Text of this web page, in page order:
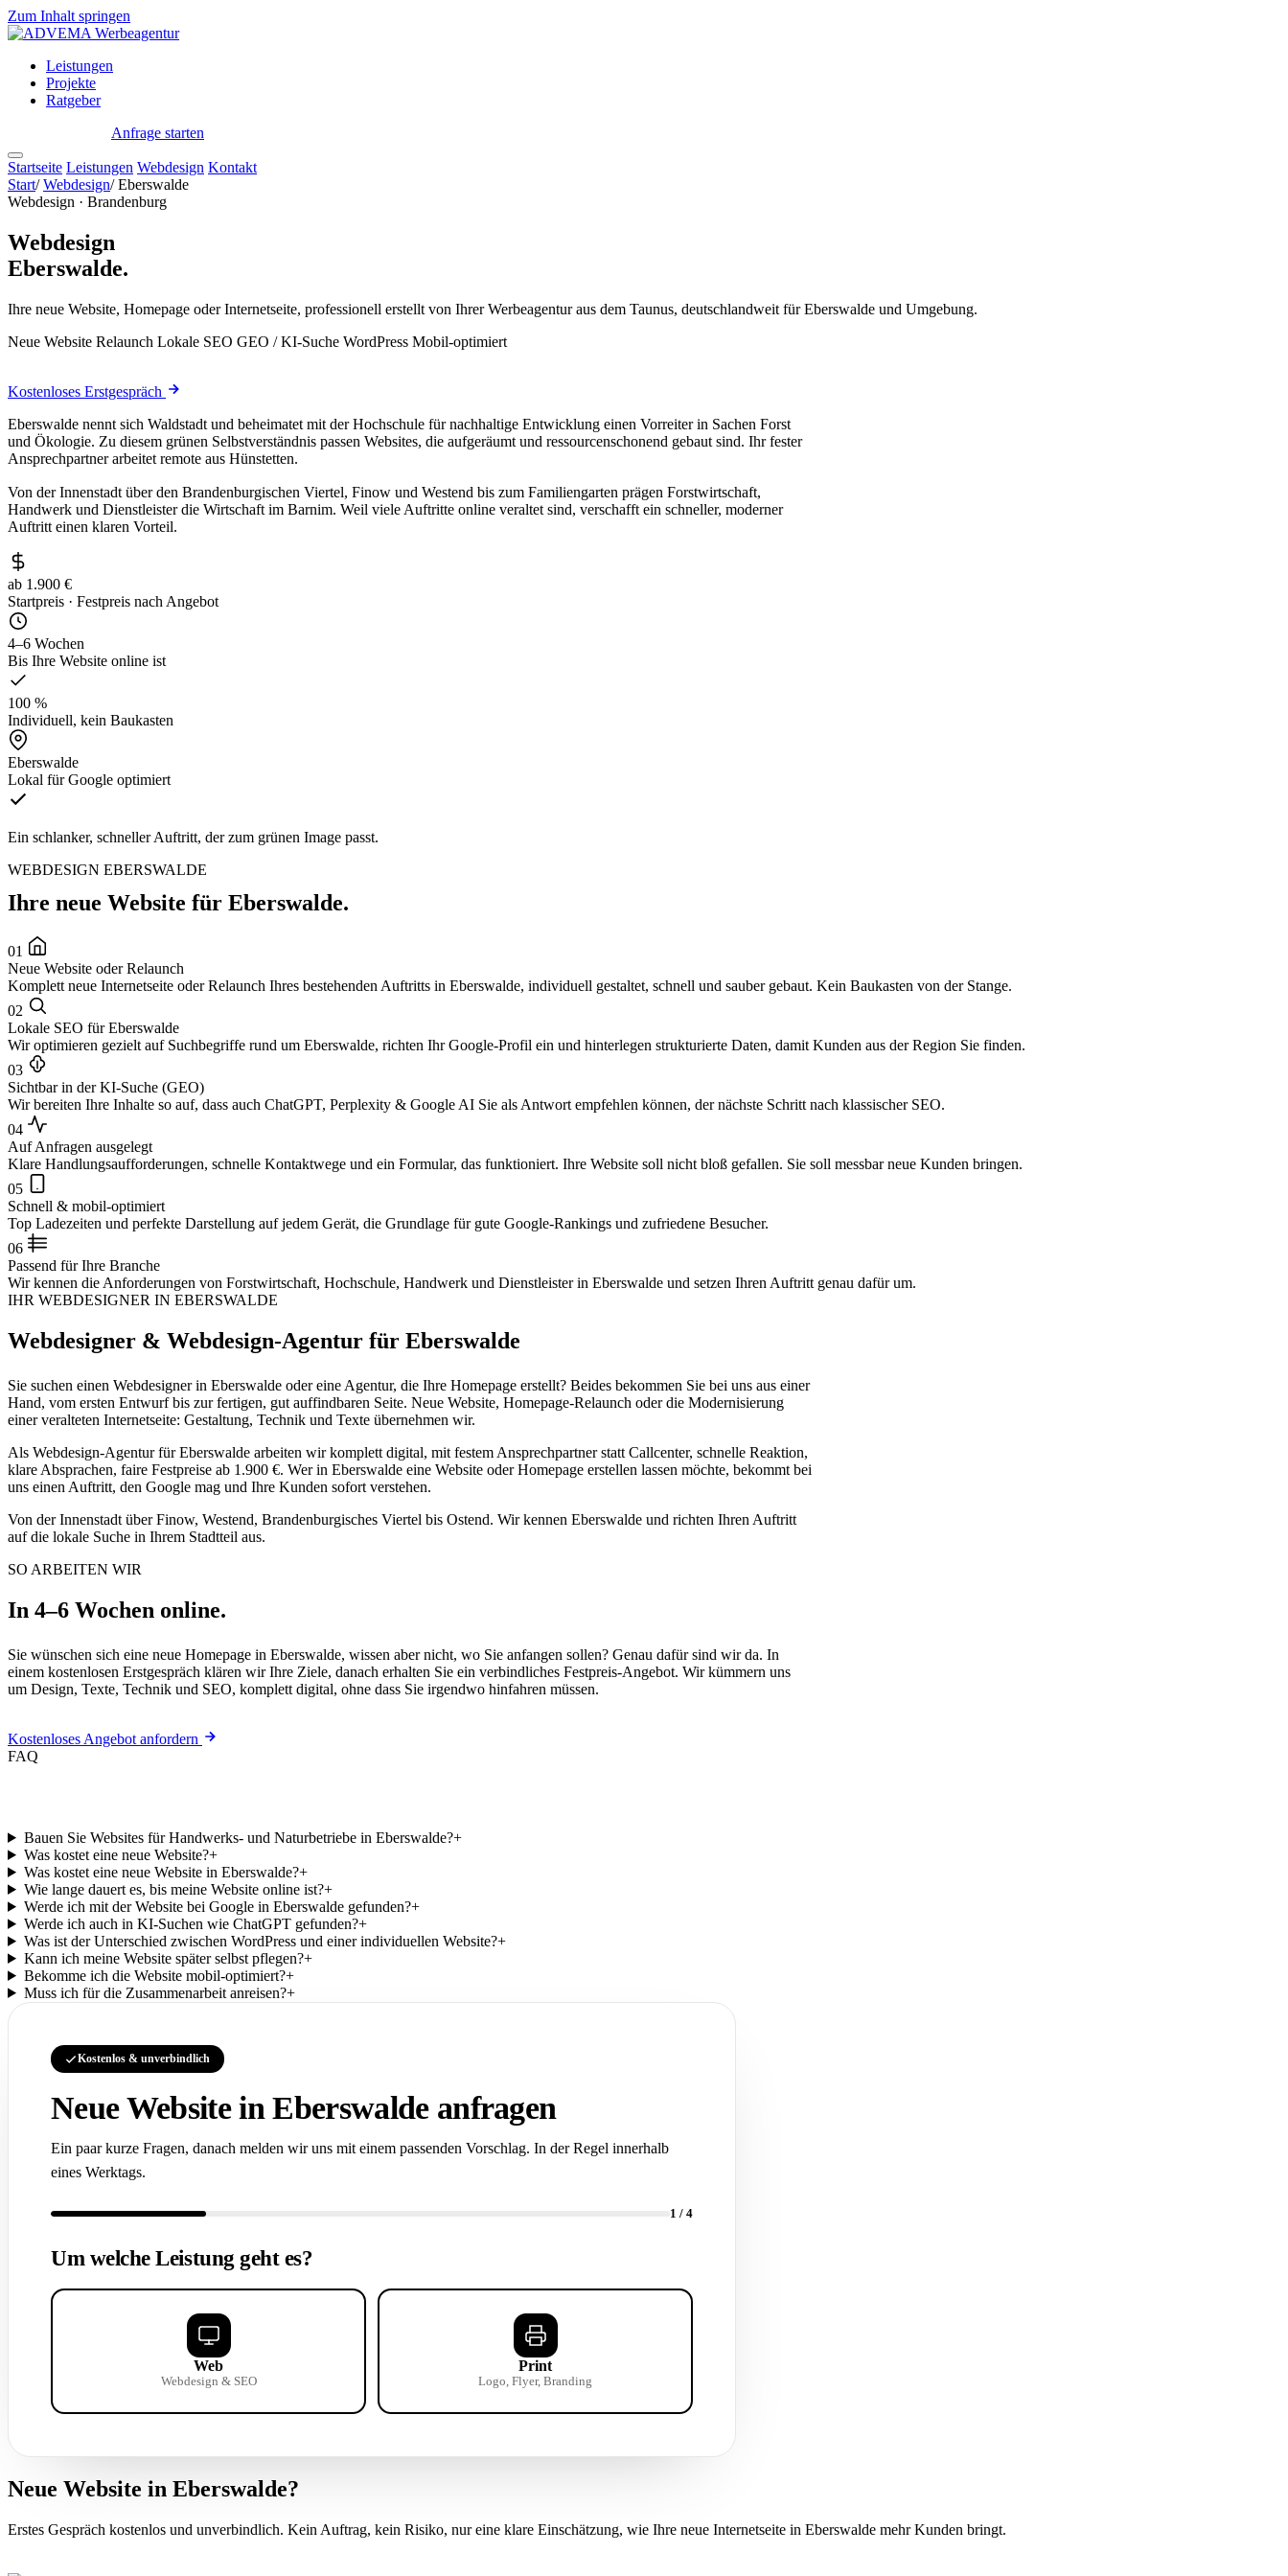
Zum Inhalt springen
Leistungen
Projekte
Ratgeber
Anfrage starten
Startseite Leistungen Webdesign Kontakt
Start/ Webdesign/ Eberswalde
Webdesign · Brandenburg
Webdesign
Eberswalde.
Ihre neue Website, Homepage oder Internetseite, professionell erstellt von Ihrer Werbeagentur aus dem Taunus, deutschlandweit für Eberswalde und Umgebung.
Neue Website Relaunch Lokale SEO GEO / KI-Suche WordPress Mobil-optimiert
Kostenloses Erstgespräch
Eberswalde nennt sich Waldstadt und beheimatet mit der Hochschule für nachhaltige Entwicklung einen Vorreiter in Sachen Forst
und Ökologie. Zu diesem grünen Selbstverständnis passen Websites, die aufgeräumt und ressourcenschonend gebaut sind. Ihr fester
Ansprechpartner arbeitet remote aus Hünstetten.
Von der Innenstadt über den Brandenburgischen Viertel, Finow und Westend bis zum Familiengarten prägen Forstwirtschaft,
Handwerk und Dienstleister die Wirtschaft im Barnim. Weil viele Auftritte online veraltet sind, verschafft ein schneller, moderner
Auftritt einen klaren Vorteil.
ab 1.900 €
Startpreis · Festpreis nach Angebot
4–6 Wochen
Bis Ihre Website online ist
100 %
Individuell, kein Baukasten
Eberswalde
Lokal für Google optimiert
Ein schlanker, schneller Auftritt, der zum grünen Image passt.
WEBDESIGN EBERSWALDE
Ihre neue Website für Eberswalde.
01
Neue Website oder Relaunch
Komplett neue Internetseite oder Relaunch Ihres bestehenden Auftritts in Eberswalde, individuell gestaltet, schnell und sauber gebaut. Kein Baukasten von der Stange.
02
Lokale SEO für Eberswalde
Wir optimieren gezielt auf Suchbegriffe rund um Eberswalde, richten Ihr Google-Profil ein und hinterlegen strukturierte Daten, damit Kunden aus der Region Sie finden.
03
Sichtbar in der KI-Suche (GEO)
Wir bereiten Ihre Inhalte so auf, dass auch ChatGPT, Perplexity & Google AI Sie als Antwort empfehlen können, der nächste Schritt nach klassischer SEO.
04
Auf Anfragen ausgelegt
Klare Handlungsaufforderungen, schnelle Kontaktwege und ein Formular, das funktioniert. Ihre Website soll nicht bloß gefallen. Sie soll messbar neue Kunden bringen.
05
Schnell & mobil-optimiert
Top Ladezeiten und perfekte Darstellung auf jedem Gerät, die Grundlage für gute Google-Rankings und zufriedene Besucher.
06
Passend für Ihre Branche
Wir kennen die Anforderungen von Forstwirtschaft, Hochschule, Handwerk und Dienstleister in Eberswalde und setzen Ihren Auftritt genau dafür um.
IHR WEBDESIGNER IN EBERSWALDE
Webdesigner & Webdesign-Agentur für Eberswalde
Sie suchen einen Webdesigner in Eberswalde oder eine Agentur, die Ihre Homepage erstellt? Beides bekommen Sie bei uns aus einer
Hand, vom ersten Entwurf bis zur fertigen, gut auffindbaren Seite. Neue Website, Homepage-Relaunch oder die Modernisierung
einer veralteten Internetseite: Gestaltung, Technik und Texte übernehmen wir.
Als Webdesign-Agentur für Eberswalde arbeiten wir komplett digital, mit festem Ansprechpartner statt Callcenter, schnelle Reaktion,
klare Absprachen, faire Festpreise ab 1.900 €. Wer in Eberswalde eine Website oder Homepage erstellen lassen möchte, bekommt bei
uns einen Auftritt, den Google mag und Ihre Kunden sofort verstehen.
Von der Innenstadt über Finow, Westend, Brandenburgisches Viertel bis Ostend. Wir kennen Eberswalde und richten Ihren Auftritt
auf die lokale Suche in Ihrem Stadtteil aus.
SO ARBEITEN WIR
In 4–6 Wochen online.
Sie wünschen sich eine neue Homepage in Eberswalde, wissen aber nicht, wo Sie anfangen sollen? Genau dafür sind wir da. In
einem kostenlosen Erstgespräch klären wir Ihre Ziele, danach erhalten Sie ein verbindliches Festpreis-Angebot. Wir kümmern uns
um Design, Texte, Technik und SEO, komplett digital, ohne dass Sie irgendwo hinfahren müssen.
Kostenloses Angebot anfordern
FAQ
Bauen Sie Websites für Handwerks- und Naturbetriebe in Eberswalde?+
Was kostet eine neue Website?+
Was kostet eine neue Website in Eberswalde?+
Wie lange dauert es, bis meine Website online ist?+
Werde ich mit der Website bei Google in Eberswalde gefunden?+
Werde ich auch in KI-Suchen wie ChatGPT gefunden?+
Was ist der Unterschied zwischen WordPress und einer individuellen Website?+
Kann ich meine Website später selbst pflegen?+
Bekomme ich die Website mobil-optimiert?+
Muss ich für die Zusammenarbeit anreisen?+
Kostenlos & unverbindlich
Neue Website in Eberswalde anfragen
Ein paar kurze Fragen, danach melden wir uns mit einem passenden Vorschlag. In der Regel innerhalb
eines Werktags.
1 / 4
Um welche Leistung geht es?
Web
Webdesign & SEO
Print
Logo, Flyer, Branding
Neue Website in Eberswalde?
Erstes Gespräch kostenlos und unverbindlich. Kein Auftrag, kein Risiko, nur eine klare Einschätzung, wie Ihre neue Internetseite in Eberswalde mehr Kunden bringt.